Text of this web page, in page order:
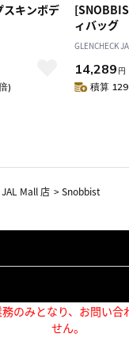
キンボデ
)
ィバッグ
GLENCHECK
14,289 円
積算
Mall 店 >Snobbist
のみとなり、お問い合
せん。